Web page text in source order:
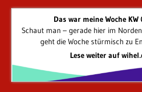
Das war meine Woche
Schaut man – gerade hier im
geht die Woche stürmisch zu
Lese weiter auf